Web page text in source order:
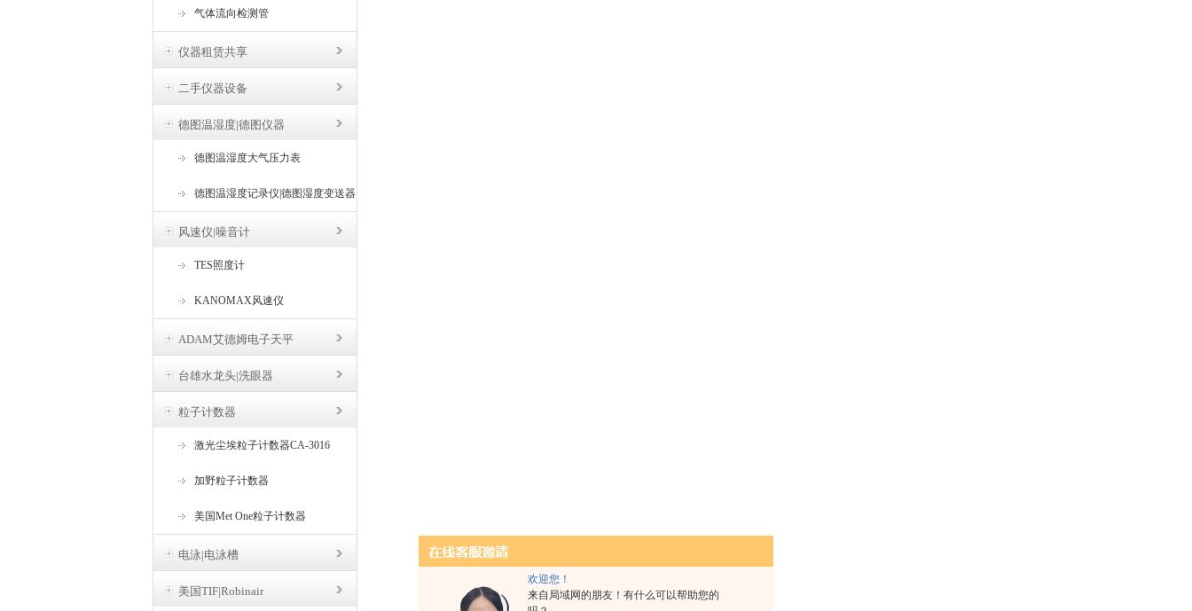
欢迎您！
来自局域网的朋友！有什么可以帮助您的
气体流向检测管
仪器租赁共享
二手仪器设备
德图温湿度|德图仪器
德图温湿度大气压力表
德图温湿度记录仪|德图湿度变送器
风速仪|噪音计
TES照度计
KANOMAX风速仪
ADAM艾德姆电子天平
台雄水龙头|洗眼器
粒子计数器
激光尘埃粒子计数器CA-3016
加野粒子计数器
美国Met One粒子计数器
电泳|电泳槽
美国TIF|Robinair